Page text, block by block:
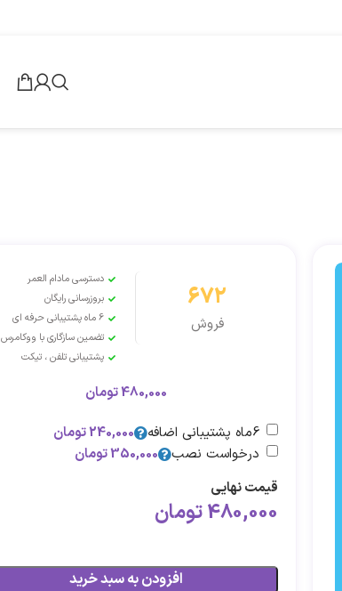
672
فروش
دسترسی مادام العمر
بروزرسانی رایگان
6 ماه پشتیبانی حرفه ای
تضمین سازگاری با ووکامرس
پشتیبانی تلفن ، تیکت
480,000تومان
6ماه پشتیبانی اضافه
240,000تومان
درخواست نصب
350,000تومان
قیمت نهایی
480,000تومان
افزودن به سبد خرید